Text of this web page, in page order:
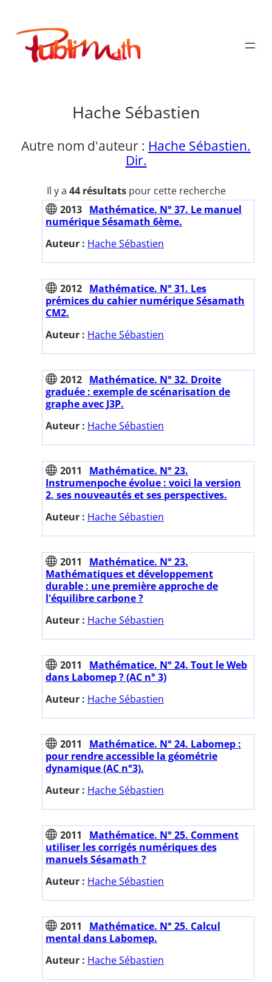
contenu
Publimath
Hache Sébastien
Autre nom d'auteur : Hache Sébastien.
Dir.
Il y a 44 résultatspour cette recherche
2013 Mathématice. N° 37. Le manuel
numérique Sésamath 6ème.
Auteur : Hache Sébastien
2012 Mathématice. N° 31. Les
prémices du cahier numérique Sésamath
CM2.
Auteur : Hache Sébastien
2012 Mathématice. N° 32. Droite
graduée : exemple de scénarisation de
graphe avec J3P.
Auteur : Hache Sébastien
2011
Mathématice. N° 23.
Instrumenpoche évolue : voici la version
2, ses nouveautés et ses perspectives.
Auteur : Hache Sébastien
2011
Mathématice. N° 23.
Mathématiques et développement
durable : une première approche de
l'équilibre carbone ?
Auteur : Hache Sébastien
2011
Mathématice. N° 24. Tout le Web
dans Labomep ? (AC n° 3)
Auteur : Hache Sébastien
2011
Mathématice. N° 24. Labomep :
pour rendre accessible la géométrie
dynamique (AC n°3).
Auteur : Hache Sébastien
2011
Mathématice. N° 25. Comment
utiliser les corrigés numériques des
manuels Sésamath ?
Auteur : Hache Sébastien
2011
Mathématice. N° 25. Calcul
mental dans Labomep.
Auteur : Hache Sébastien